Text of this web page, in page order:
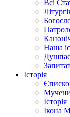
Всі
Наша
Історія
Ікона